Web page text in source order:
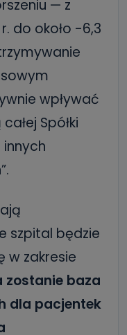
— z
do około -6,3
wpływać
Spółki
szpital będzie
w zakresie
zostanie baza
dla pacjentek